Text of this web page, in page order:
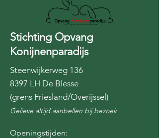
Stichting Opvang
Konijnenparadijs
Steenwijkerweg 136
8397 LH De Blesse
(grens Friesland/Overijssel)
Gelieve altijd aanbellen bij bezoek
Openingstijden: